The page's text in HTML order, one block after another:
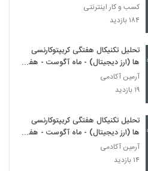
کسب و کار اینترنتی
۱۸۴ بازدید
تحلیل تکنیکال هفتگی کریپتوکارنسی
ها (ارز دیجیتال) - ماه آگوست - هفته
4
آرمین آکادمی
۱۹ بازدید
تحلیل تکنیکال هفتگی کریپتوکارنسی
ها (ارز دیجیتال) - ماه آگوست - هفته
3
آرمین آکادمی
۱۴ بازدید